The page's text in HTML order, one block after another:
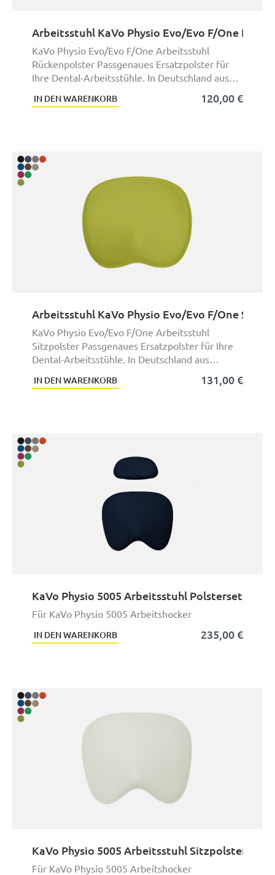
Arbeitsstuhl KaVo Physio Evo/Evo F/One
KaVo Physio Evo/Evo F/One Arbeitsstuhl
Rückenpolster Passgenaues Ersatzpolster für
Ihre Dental-Arbeitsstühle. In Deutschland aus
120,00 €
IN DEN WARENKORB
Arbeitsstuhl KaVo Physio Evo/Evo F/One
KaVo Physio Evo/Evo F/One Arbeitsstuhl
Sitzpolster Passgenaues Ersatzpolster für Ihre
Dental-Arbeitsstühle. In Deutschland aus
131,00 €
IN DEN WARENKORB
KaVo Physio 5005 Arbeitsstuhl Polsterset
Für KaVo Physio 5005 Arbeitshocker
235,00 €
IN DEN WARENKORB
KaVo Physio 5005 Arbeitsstuhl Sitzpolster
Für KaVo Physio 5005 Arbeitshocker